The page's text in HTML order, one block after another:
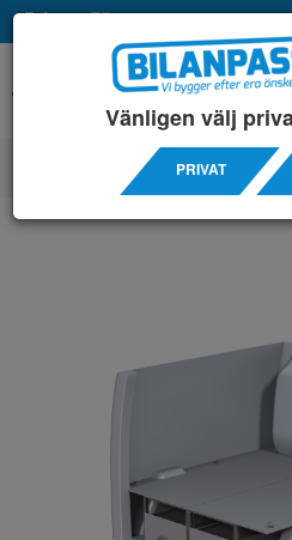
Privat Företag
SERVICEINREDNINGAR/ OPEL /
Vänligen välj
PRIVAT